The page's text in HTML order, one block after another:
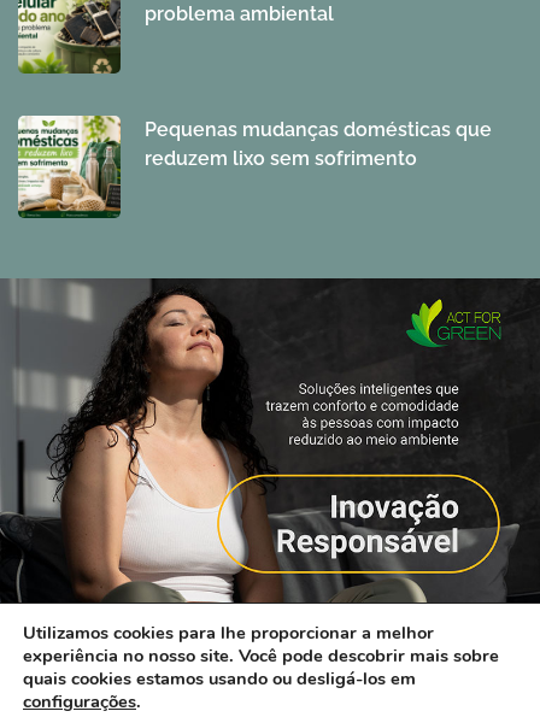
problema ambiental
Pequenas mudanças domésticas que
reduzem lixo sem sofrimento
Utilizamos cookies para lhe proporcionar a melhor
experiência no nosso site. Você pode descobrir mais sobre
quais cookies estamos usando ou desligá-los em
configurações.